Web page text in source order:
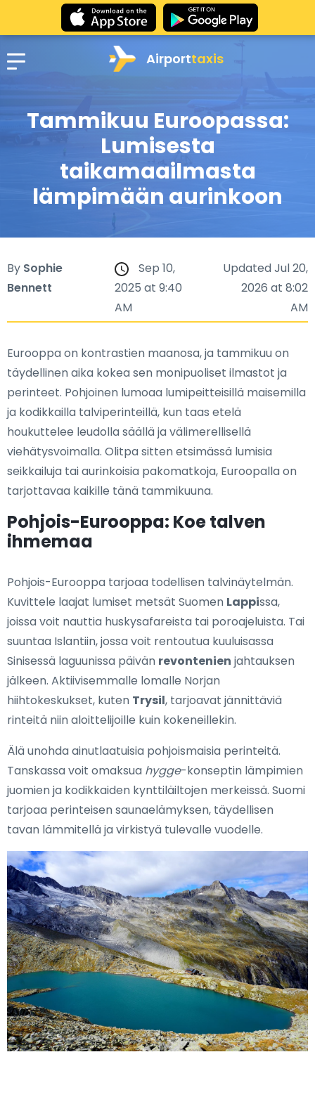
Airporttaxis
Tammikuu Euroopassa:
Lumisesta
taikamaailmasta
lämpimään aurinkoon
By Sophie
Bennett
Sep 10,
2025 at 9:40
AM
Updated Jul 20,
2026 at 8:02
AM
Eurooppa on kontrastien maanosa, ja tammikuu on
täydellinen aika kokea sen monipuoliset ilmastot ja
perinteet. Pohjoinen lumoaa lumipeitteisillä maisemilla
ja kodikkailla talviperinteillä, kun taas etelä
houkuttelee leudolla säällä ja välimerellisellä
viehätysvoimalla. Olitpa sitten etsimässä lumisia
seikkailuja tai aurinkoisia pakomatkoja, Euroopalla on
tarjottavaa kaikille tänä tammikuuna.
Pohjois-Eurooppa: Koe talven
ihmemaa
Pohjois-Eurooppa tarjoaa todellisen talvinäytelmän.
Kuvittele laajat lumiset metsät Suomen Lappissa,
joissa voit nauttia huskysafareista tai poroajeluista. Tai
suuntaa Islantiin, jossa voit rentoutua kuuluisassa
Sinisessä laguunissa päivän revontenien jahtauksen
jälkeen. Aktiivisemmalle lomalle Norjan
hiihtokeskukset, kuten Trysil, tarjoavat jännittäviä
rinteitä niin aloittelijoille kuin kokeneillekin.
Älä unohda ainutlaatuisia pohjoismaisia perinteitä.
Tanskassa voit omaksua hygge-konseptin lämpimien
juomien ja kodikkaiden kynttiläiltojen merkeissä. Suomi
tarjoaa perinteisen saunaelämyksen, täydellisen
tavan lämmitellä ja virkistyä tulevalle vuodelle.